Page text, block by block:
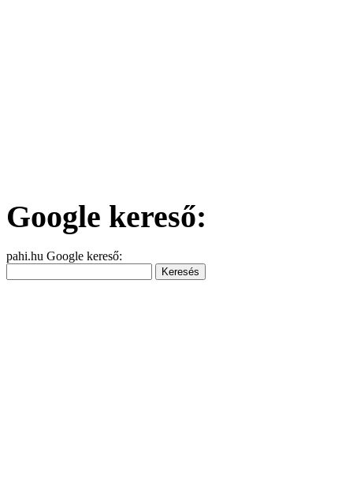
Google kereső:
pahi.hu Google kereső: